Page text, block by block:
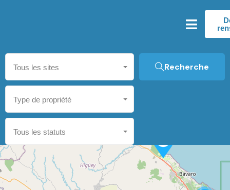
Tous les sites
Type de propriété
Tous les statuts
Recherche